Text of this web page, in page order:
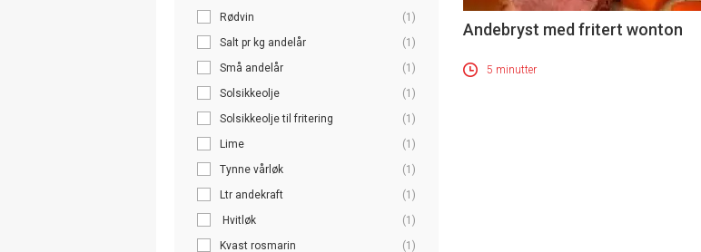
Rødvin
(1)
Salt pr kg andelår
(1)
Små andelår
(1)
Solsikkeolje
(1)
Solsikkeolje til fritering
(1)
Lime
(1)
Tynne vårløk
(1)
Ltr andekraft
(1)
Hvitløk
(1)
Kvast rosmarin
(1)
Andebryst med fritert wonton
5 minutter